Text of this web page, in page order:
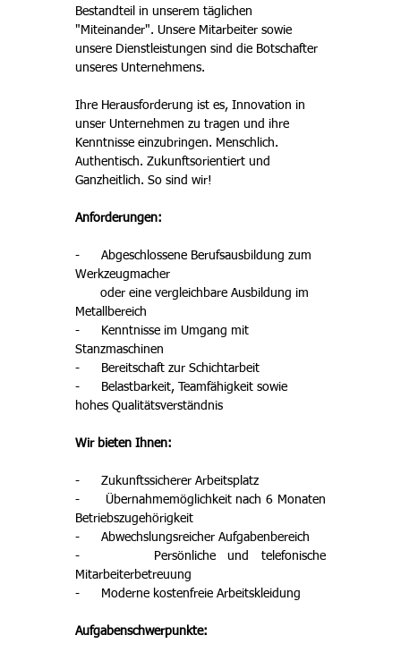
Bestandteil in unserem täglichen
"Miteinander". Unsere Mitarbeiter sowie
unsere Dienstleistungen sind die Botschafter
unseres Unternehmens.
Ihre Herausforderung ist es, Innovation in
unser Unternehmen zu tragen und ihre
Kenntnisse einzubringen. Menschlich.
Authentisch. Zukunftsorientiert und
Ganzheitlich. So sind wir!
Anforderungen:
-      Abgeschlossene Berufsausbildung zum
Werkzeugmacher
Metallbereich
-      Kenntnisse im Umgang mit
Stanzmaschinen
-      Bereitschaft zur Schichtarbeit
-      Belastbarkeit, Teamfähigkeit sowie
hohes Qualitätsverständnis
Wir bieten Ihnen:
-      Zukunftssicherer Arbeitsplatz
-      Übernahmemöglichkeit nach 6 Monaten
Betriebszugehörigkeit
-      Abwechslungsreicher Aufgabenbereich
-      Persönliche und telefonische
Mitarbeiterbetreuung
-      Moderne kostenfreie Arbeitskleidung
Aufgabenschwerpunkte: